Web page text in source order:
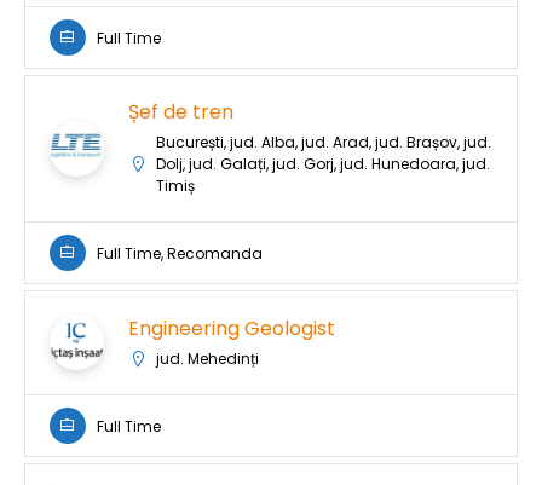
Full Time
Șef de tren
București, jud. Alba, jud. Arad, jud. Brașov, jud.
Dolj, jud. Galați, jud. Gorj, jud. Hunedoara, jud.
Timiș
Full Time, Recomanda
Engineering Geologist
jud. Mehedinți
Full Time